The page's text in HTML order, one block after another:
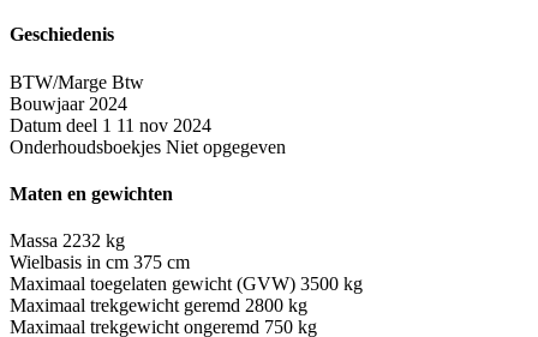
Geschiedenis
BTW/Marge Btw
Bouwjaar 2024
Datum deel 1 11 nov 2024
Onderhoudsboekjes Niet opgegeven
Maten en gewichten
Massa 2232 kg
Wielbasis in cm 375 cm
Maximaal toegelaten gewicht (GVW) 3500 kg
Maximaal trekgewicht geremd 2800 kg
Maximaal trekgewicht ongeremd 750 kg